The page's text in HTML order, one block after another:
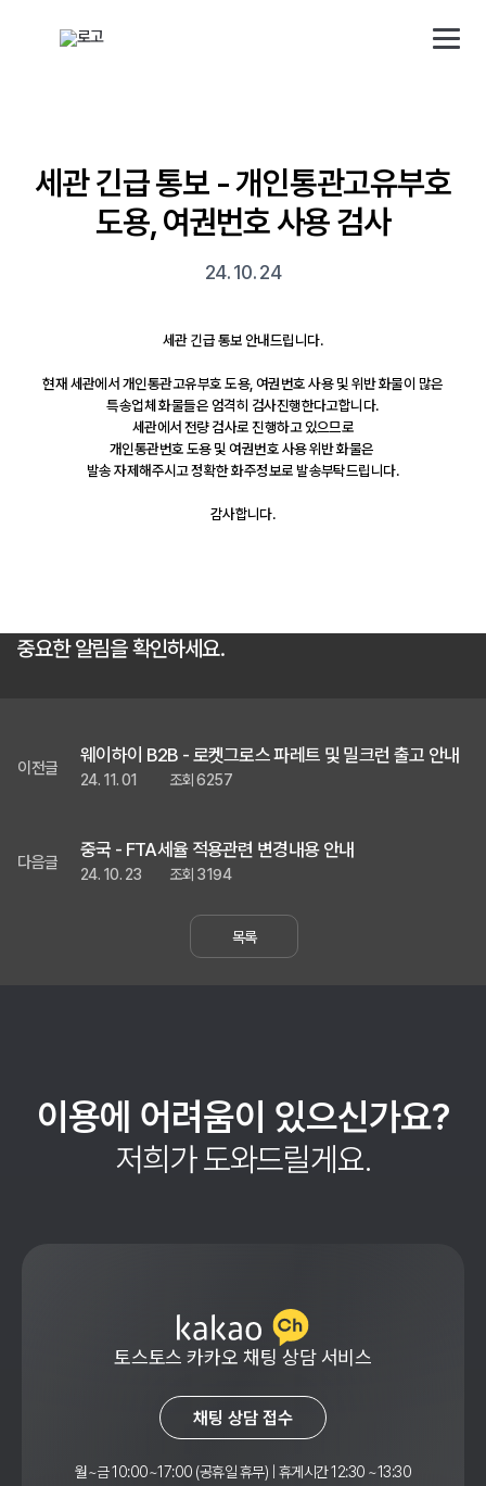
해외직구 배송대행 · 구매대행 서비스 토스토스 배대지
Copyright © 2018 TossToss.
세관 긴급 통보 - 개인통관고유부호
도용, 여권번호 사용 검사
24. 10. 24
세관 긴급 통보 안내드립니다.
현재 세관에서 개인통관고유부호 도용, 여권번호 사용 및 위반 화물이 많은
특송업체 화물들은 엄격히 검사진행한다고합니다.
세관에서 전량 검사로 진행하고 있으므로
개인통관번호 도용 및 여권번호 사용 위반 화물은
발송 자제해주시고 정확한 화주정보로 발송부탁드립니다.
감사합니다.
중요한 알림을 확인하세요.
이전글
웨이하이 B2B - 로켓그로스 파레트 및 밀크런 출고 안내
24. 11. 01 조회 6257
다음글
중국 - FTA세율 적용관련 변경내용 안내
24. 10. 23 조회 3194
목록
이용에 어려움이 있으신가요?
저희가 도와드릴게요.
토스토스 카카오 채팅 상담 서비스
채팅 상담 접수
월~금 10:00~17:00 (공휴일 휴무) | 휴게시간 12:30 ~13:30